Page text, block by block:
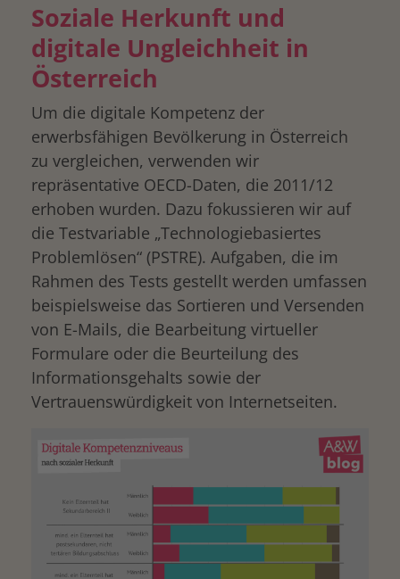
Soziale Herkunft und
digitale Ungleichheit in
Österreich
Um die digitale Kompetenz der
erwerbsfähigen Bevölkerung in Österreich
zu vergleichen, verwenden wir
repräsentative OECD-Daten, die 2011/12
erhoben wurden. Dazu fokussieren wir auf
die Testvariable „Technologiebasiertes
Problemlösen“ (PSTRE). Aufgaben, die im
Rahmen des Tests gestellt werden umfassen
beispielsweise das Sortieren und Versenden
von E-Mails, die Bearbeitung virtueller
Formulare oder die Beurteilung des
Informationsgehalts sowie der
Vertrauenswürdigkeit von Internetseiten.